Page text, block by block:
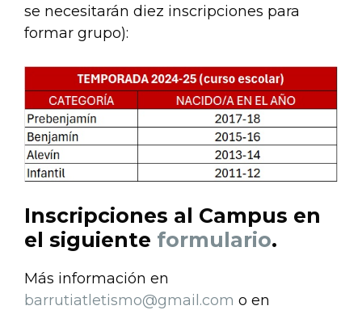
se necesitarán diez inscripciones para
formar grupo):
Inscripciones al Campus en
el siguiente formulario.
Más información en
barrutiatletismo@gmail.com o en